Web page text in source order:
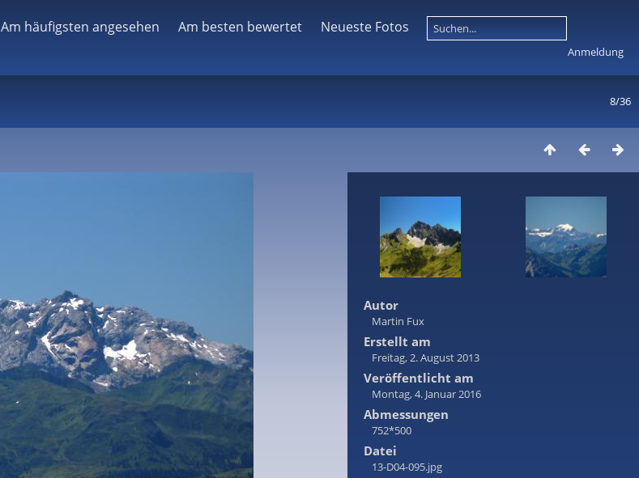
Am häufigsten angesehen Am besten bewertet Neueste Fotos
Anmeldung
8/36
Autor
Martin Fux
Erstellt am
Freitag, 2. August 2013
Veröffentlicht am
Montag, 4. Januar 2016
Abmessungen
752*500
Datei
13-D04-095.jpg